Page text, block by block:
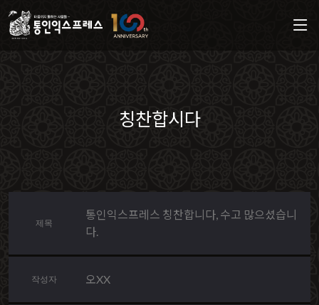
칭찬합시다
제목
통인익스프레스 칭찬합니다, 수고 많으셨습니
다.
작성자 오XX